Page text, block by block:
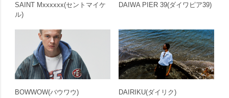
SAINT Mxxxxxx(セントマイケ
ル)
DAIWA PIER 39(ダイワピア39)
BOWWOW(バウワウ) DAIRIKU(ダイリク)